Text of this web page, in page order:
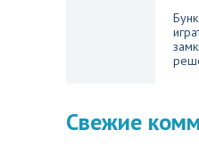
Свежие